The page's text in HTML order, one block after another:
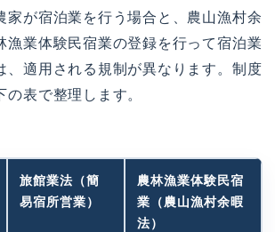
家が宿泊業を行う場合と、農山漁村余
漁業体験民宿業の登録を行って宿泊業
、適用される規制が異なります。制度
表で整理します。
旅館業法（簡
易宿所営業）
農林漁業体験民宿
業（農山漁村余暇
法）